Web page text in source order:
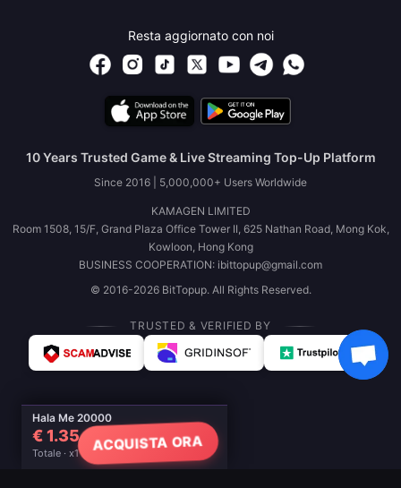
Hala Me 20000
€ 1.35
Totale · x1
ACQUISTA ORA
Resta aggiornato con noi
10 Years Trusted Game & Live Streaming Top-Up Platform
Since 2016 | 5,000,000+ Users Worldwide
KAMAGEN LIMITED
Room 1508, 15/F, Grand Plaza Office Tower II, 625 Nathan Road, Mong Kok,
Kowloon, Hong Kong
BUSINESS COOPERATION: ibittopup@gmail.com
© 2016-2026 BitTopup. All Rights Reserved.
TRUSTED & VERIFIED BY